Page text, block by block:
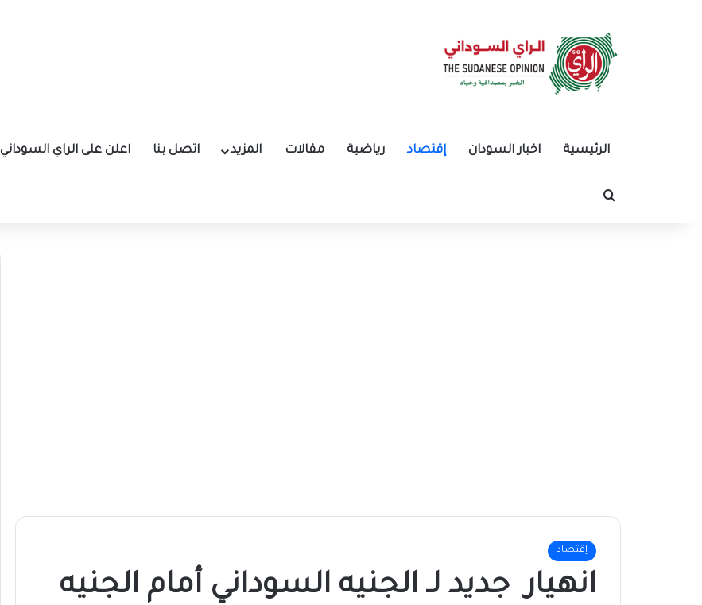
الرئيسية اخبار السودان إقتصاد رياضية مقالات المزيد اتصل بنا اعلن على الراي السوداني
بحث عن
إقتصاد
انهيار جديد لـ الجنيه السوداني أمام الجنيه